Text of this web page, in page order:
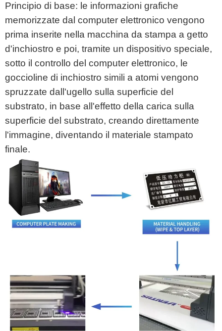
Principio di base: le informazioni grafiche
memorizzate dal computer elettronico vengono
prima inserite nella macchina da stampa a getto
d'inchiostro e poi, tramite un dispositivo speciale,
sotto il controllo del computer elettronico, le
goccioline di inchiostro simili a atomi vengono
spruzzate dall'ugello sulla superficie del
substrato, in base all'effetto della carica sulla
superficie del substrato, creando direttamente
l'immagine, diventando il materiale stampato
finale.